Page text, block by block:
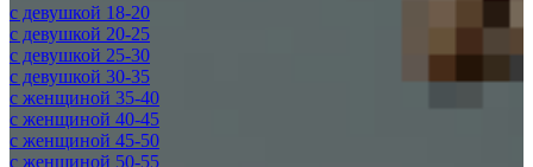
c девушкой 18-20
c девушкой 20-25
c девушкой 25-30
c девушкой 30-35
c женщиной 35-40
c женщиной 40-45
c женщиной 45-50
c женщиной 50-55